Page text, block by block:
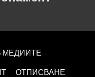
МЕДИИТЕ
ОТПИСВАНЕ